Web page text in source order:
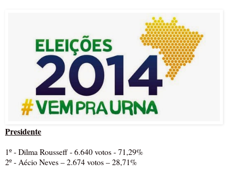
Presidente
1º - Dilma Rousseff - 6.640 votos - 71,29%
2º - Aécio Neves – 2.674 votos – 28,71%